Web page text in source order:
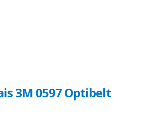
3M 0597 Optibelt